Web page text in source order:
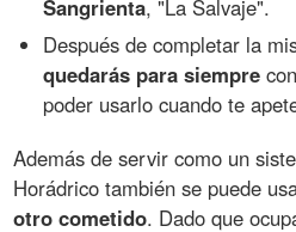
Sangrienta, "La Salvaje".
Después de completar la
quedarás para siempre
poder usarlo cuando te
Además de servir como un
Horádrico también se puede
otro cometido. Dado que